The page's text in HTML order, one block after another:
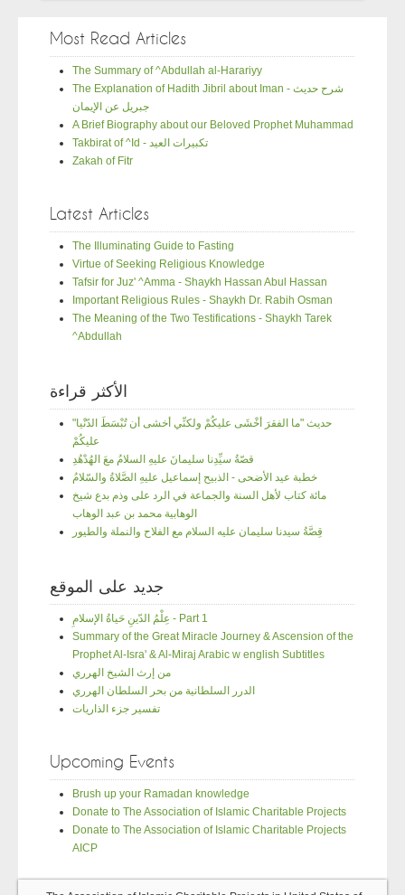
Most Read Articles
The Summary of ^Abdullah al-Harariyy
The Explanation of Hadith Jibril about Iman - شرح حديث
جبريل عن الإيمان
A Brief Biography about our Beloved Prophet Muhammad
Takbirat of ^Id - تكبيرات العيد
Zakah of Fitr
Latest Articles
The Illuminating Guide to Fasting
Virtue of Seeking Religious Knowledge
Tafsir for Juz' ^Amma - Shaykh Hassan Abul Hassan
Important Religious Rules - Shaykh Dr. Rabih Osman
The Meaning of the Two Testifications - Shaykh Tarek
^Abdullah
الأكثر قراءة
"حديث "ما الفقرَ أخْشَى عليكُمْ ولكنِّي أخشى أن تُبْسَطَ الدّنْيا
عليكُمْ
قصّةُ سيِّدِنا سليمانَ عليهِ السلامُ معَ الهُدْهُدِ
خطبة عيد الأضحى - الذبيح إسماعيل عليهِ الصَّلاةُ والسّلامُ
مائة كتاب لأهل السنة والجماعة في الرد على وذم بدع شيخ
الوهابية محمد بن عبد الوهاب
قِصَّةُ سيدنا سليمان عليه السلام مع الفلاح والنملة والطيور
جديد على الموقع
عِلْمُ الدّينِ حَياةُ الإسلامِ - Part 1
Summary of the Great Miracle Journey & Ascension of the
Prophet Al-Isra' & Al-Miraj Arabic w english Subtitles
من إرث الشيخ الهرري
الدرر السلطانية من بحر السلطان الهرري
تفسير جزء الذاريات
Upcoming Events
Brush up your Ramadan knowledge
Donate to The Association of Islamic Charitable Projects
Donate to The Association of Islamic Charitable Projects
AICP